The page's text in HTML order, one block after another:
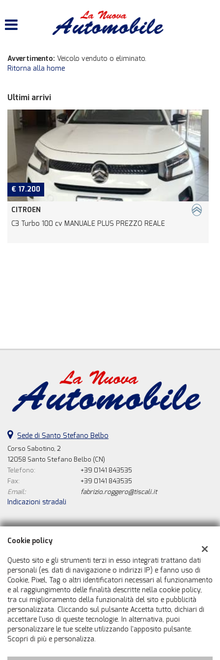
ACQUISTIAMO USATO
ASSISTENZA
CONTATTI
Avvertimento: Veicolo venduto o eliminato.
Ritorna alla home
Ultimi arrivi
PLUS PREZZO REALE
€ 24.500
Avenger 1.2 turbo
Sede di Santo Stefano Belbo
Corso Sabotino, 2
12058 Santo Stefano Belbo (CN)
Telefono:
+39 0141 843535
Fax:
+39 0141 843535
Email:
fabrizio.roggero@tiscali.it
Indicazioni stradali
Dati fiscali:
La Nuova Automobile Di Roggero Fabrizio
Corso Sabotino, 2, Santo Stefano Belbo (CN)
C.F/P.IVA:01120220056
Registro delle imprese:CN
Cookie policy
Questo sito e gli strumenti terzi in esso integrati trattano dati
personali (es. dati di navigazione o indirizzi IP) e fanno uso di
Cookie, Pixel, Tag o altri identificatori necessari al funzionamento
e al raggiungimento delle finalità descritte nella cookie policy,
tra cui miglioramento della funzionalità del sito e pubblicità
personalizzata. Cliccando sul pulsante Accetta tutto, dichiari di
accettare l'uso di queste tecnologie. In alternativa, puoi
personalizzare le tue scelte utilizzando l'apposito pulsante.
Scopri di più e personalizza.